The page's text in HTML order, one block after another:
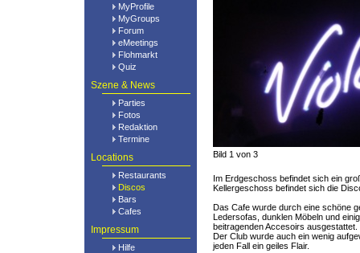
MyProfile
MyGroups
Forum
eMeetings
Flohmarkt
Quiz
Szene & News
Parties
Fotos
Redaktion
Termine
Locations
Restaurants
Discos
Bars
Cafes
Impressum
Hilfe
Bild 1 von 3
Im Erdgeschoss befindet sich ein
Kellergeschoss befindet sich die
Das Cafe wurde durch eine schöne
Ledersofas, dunklen Möbeln und
beitragenden Accesoirs
Der Club wurde auch ein wenig
jeden Fall ein geiles Flair.